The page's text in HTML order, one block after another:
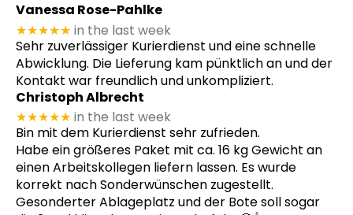
Vanessa Rose-Pahlke
★★★★★ in the last week
Sehr zuverlässiger Kurierdienst und eine schnelle
Abwicklung. Die Lieferung kam pünktlich an und der
Kontakt war freundlich und unkompliziert.
Christoph Albrecht
★★★★★ in the last week
Bin mit dem Kurierdienst sehr zufrieden.
Habe ein größeres Paket mit ca. 16 kg Gewicht an
einen Arbeitskollegen liefern lassen. Es wurde
korrekt nach Sonderwünschen zugestellt.
Gesonderter Ablageplatz und der Bote soll sogar